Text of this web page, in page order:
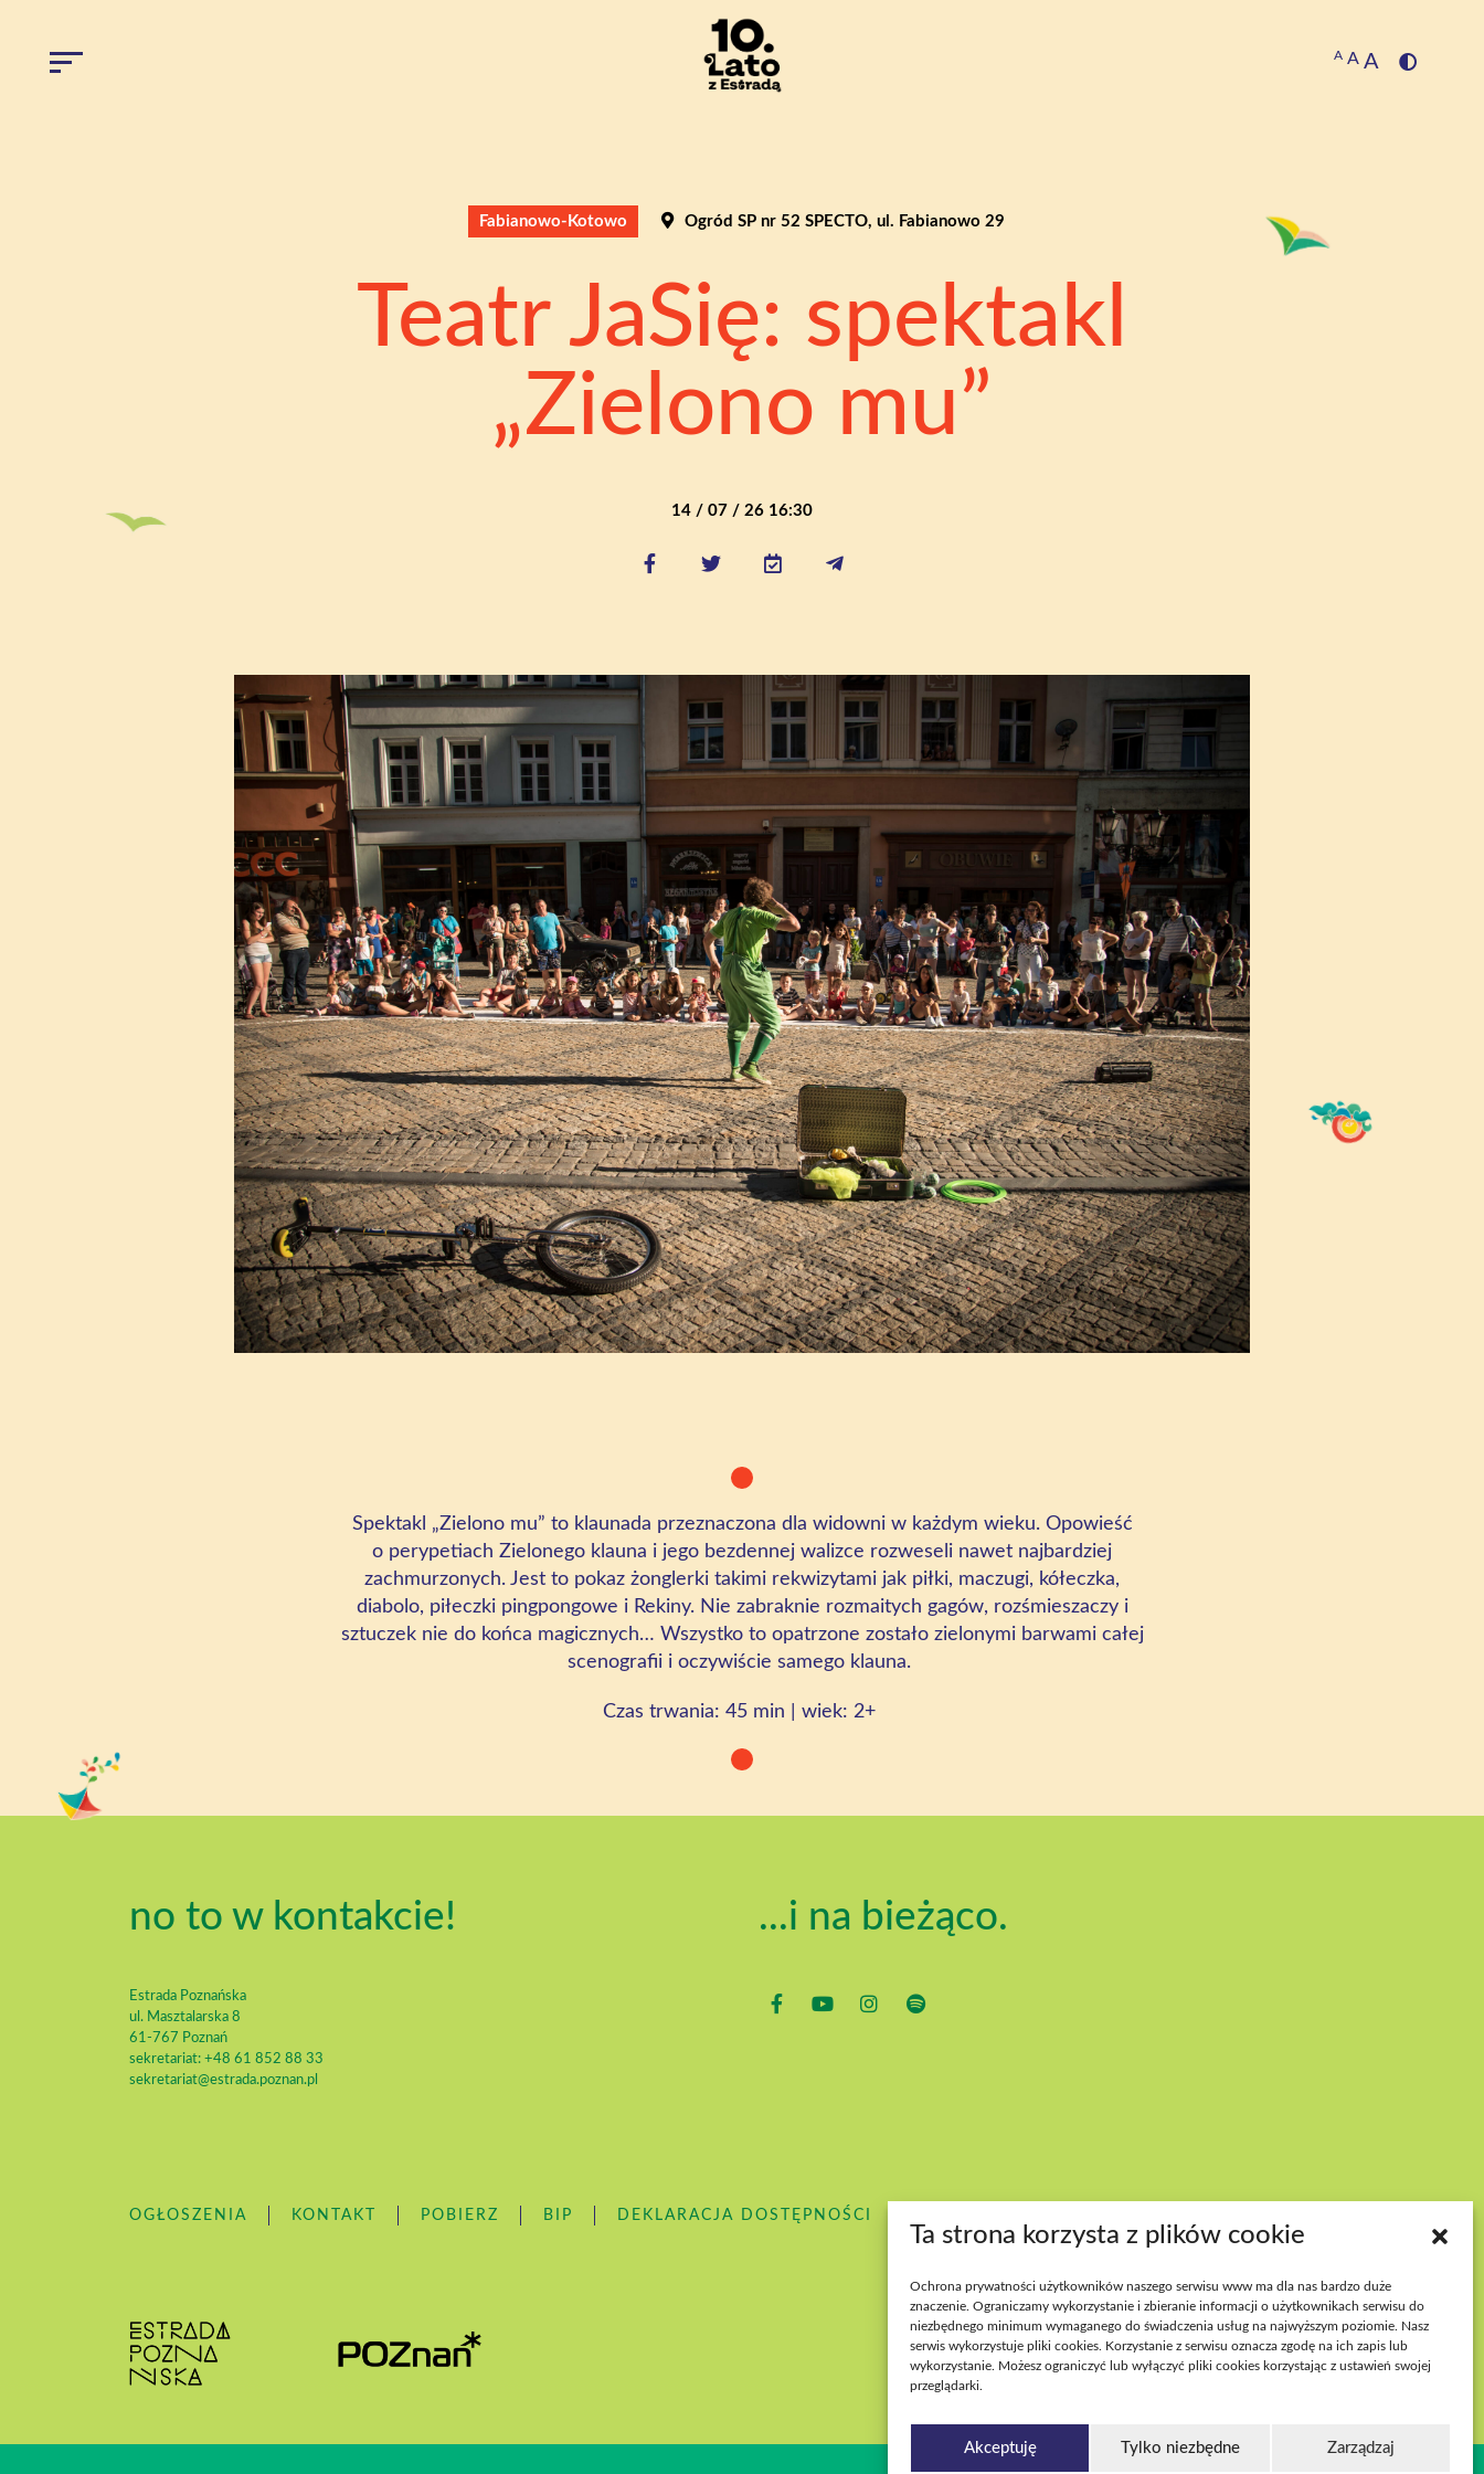
Ta strona korzysta z plików cookie
Ochrona prywatności użytkowników naszego serwisu www ma dla nas bardzo duże
znaczenie. Ograniczamy wykorzystanie i zbieranie informacji o użytkownikach serwisu do
niezbędnego minimum wymaganego do świadczenia usług na najwyższym poziomie. Nasz
serwis wykorzystuje pliki cookies. Korzystanie z serwisu oznacza zgodę na ich zapis lub
wykorzystanie. Możesz ograniczyć lub wyłączyć pliki cookies korzystając z ustawień swojej
przeglądarki.
Akceptuję Tylko niezbędne Zarządzaj
A A A
Fabianowo-Kotowo Ogród SP nr 52 SPECTO, ul. Fabianowo 29
Teatr JaSię: spektakl
„Zielono mu”
14 / 07 / 26 16:30
Spektakl „Zielono mu” to klaunada przeznaczona dla widowni w każdym wieku. Opowieść
o perypetiach Zielonego klauna i jego bezdennej walizce rozweseli nawet najbardziej
zachmurzonych. Jest to pokaz żonglerki takimi rekwizytami jak piłki, maczugi, kółeczka,
diabolo, piłeczki pingpongowe i Rekiny. Nie zabraknie rozmaitych gagów, rozśmieszaczyi
sztuczek nie do końca magicznych… Wszystko to opatrzone zostało zielonymi barwami całej
scenografii i oczywiście samego klauna.
Czas trwania: 45 min | wiek: 2+
no to w kontakcie!
Estrada Poznańska
ul. Masztalarska 8
61-767 Poznań
sekretariat: +48 61 852 88 33
sekretariat@estrada.poznan.pl
...i na bieżąco.
OGŁOSZENIA KONTAKT POBIERZ BIP DEKLARACJA DOSTĘPNOŚCI